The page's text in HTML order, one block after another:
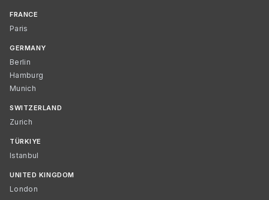
FRANCE
Paris
GERMANY
Berlin
Hamburg
Munich
SWITZERLAND
Zurich
TÜRKIYE
Istanbul
UNITED KINGDOM
London